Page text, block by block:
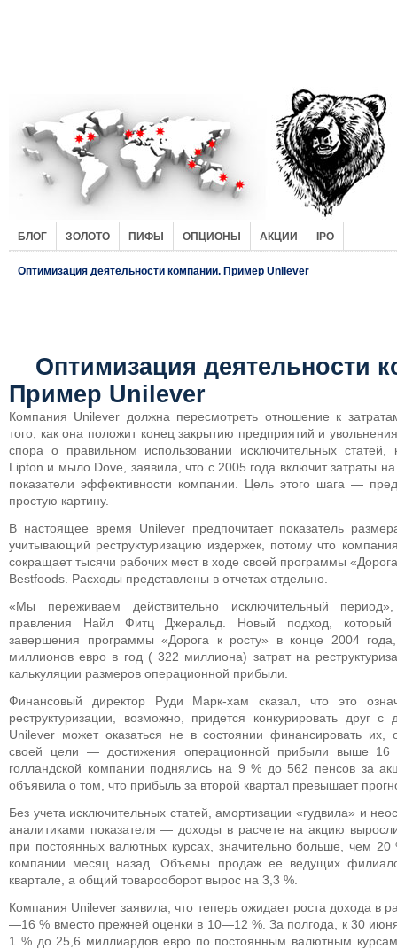
БЛОГ ЗОЛОТО ПИФЫ ОПЦИОНЫ АКЦИИ IPO
Оптимизация деятельности компании. Пример Unilever
Оптимизация деятельности
Пример Unilever
Компания Unilever должна пересмотреть отношение к
того, как она положит конец закрытию предприятий и
спора о правильном использовании исключительных
Lipton и мыло Dove, заявила, что с 2005 года включит затраты
показатели эффективности компании. Цель этого шага —
простую картину.
В настоящее время Unilever предпочитает показатель
учитывающий реструктуризацию издержек, потому что
сокращает тысячи рабочих мест в ходе своей программы
Bestfoods. Расходы представлены в отчетах отдельно.
«Мы переживаем действительно исключительный
правления Найл Фитц Джеральд. Новый подход, который
завершения программы «Дорога к росту» в конце 2004
миллионов евро в год ( 322 миллиона) затрат на
калькуляции размеров операционной прибыли.
Финансовый директор Руди Марк-хам сказал, что это
реструктуризации, возможно, придется конкурировать друг
Unilever может оказаться не в состоянии финансировать их,
своей цели — достижения операционной прибыли выше 16
голландской компании поднялись на 9 % до 562 пенсов за
объявила о том, что прибыль за второй квартал превышает
Без учета исключительных статей, амортизации «гудвила» и
аналитиками показателя — доходы в расчете на акцию
при постоянных валютных курсах, значительно больше, чем 20
компании месяц назад. Объемы продаж ее ведущих
квартале, а общий товарооборот вырос на 3,3 %.
Компания Unilever заявила, что теперь ожидает роста дохода в
—16 % вместо прежней оценки в 10—12 %. За полгода, к 30
1 % до 25,6 миллиардов евро по постоянным валютным